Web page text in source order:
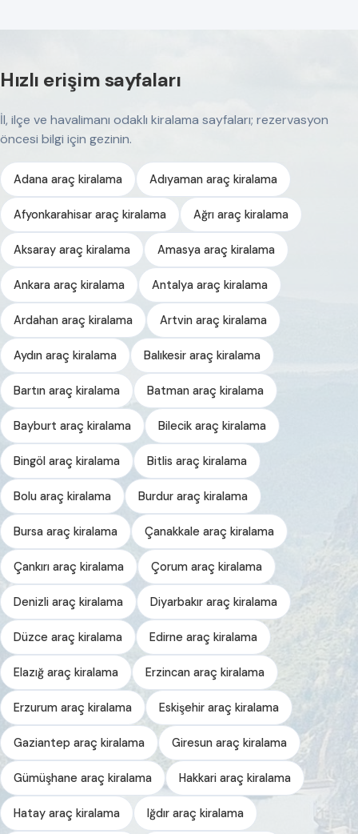
Hızlı erişim sayfaları
İl, ilçe ve havalimanı odaklı kiralama sayfaları; rezervasyon
öncesi bilgi için gezinin.
Adana araç kiralama Adıyaman araç kiralama
Afyonkarahisar araç kiralama Ağrı araç kiralama
Aksaray araç kiralama Amasya araç kiralama
Ankara araç kiralama Antalya araç kiralama
Ardahan araç kiralama Artvin araç kiralama
Aydın araç kiralama Balıkesir araç kiralama
Bartın araç kiralama Batman araç kiralama
Bayburt araç kiralama Bilecik araç kiralama
Bingöl araç kiralama Bitlis araç kiralama
Bolu araç kiralama Burdur araç kiralama
Bursa araç kiralama Çanakkale araç kiralama
Çankırı araç kiralama Çorum araç kiralama
Denizli araç kiralama Diyarbakır araç kiralama
Düzce araç kiralama Edirne araç kiralama
Elazığ araç kiralama Erzincan araç kiralama
Erzurum araç kiralama Eskişehir araç kiralama
Gaziantep araç kiralama Giresun araç kiralama
Gümüşhane araç kiralama Hakkari araç kiralama
Hatay araç kiralama Iğdır araç kiralama